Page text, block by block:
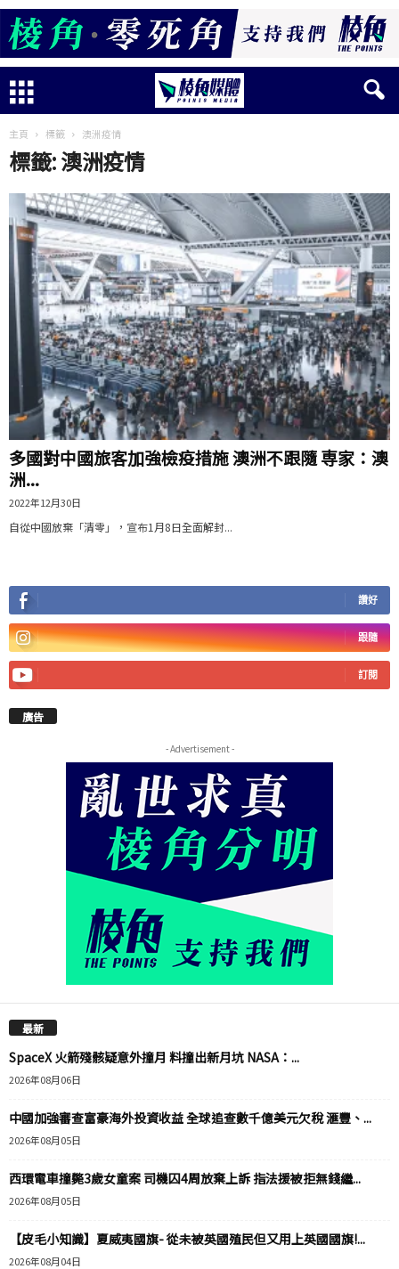
主頁 標籤 澳洲疫情
標籤: 澳洲疫情
多國對中國旅客加強檢疫措施 澳洲不跟隨 専家：澳
洲...
2022年12月30日
自從中國放棄「清零」，宣布1月8日全面解封...
讚好
跟隨
訂閱
廣告
- Advertisement -
最新
SpaceX 火箭殘骸疑意外撞月 料撞出新月坑 NASA：...
2026年08月06日
中國加強審查富豪海外投資收益 全球追查數千億美元欠稅 滙豐、...
2026年08月05日
西環電車撞斃3歲女童案 司機囚4周放棄上訴 指法援被拒無錢繼...
2026年08月05日
【皮毛小知識】夏威夷國旗- 從未被英國殖民但又用上英國國旗!...
2026年08月04日